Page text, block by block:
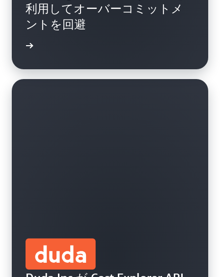
利用してオーバーコミットメ
ントを回避